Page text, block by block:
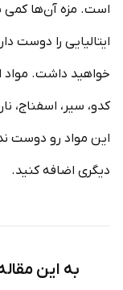
است. مزه آن‌ها کمی
ایتالیایی را دوست
خواهید داشت. مواد
کدو، سیر، اسفناج،
این مواد رو دوست
دیگری اضافه کنید.
به این